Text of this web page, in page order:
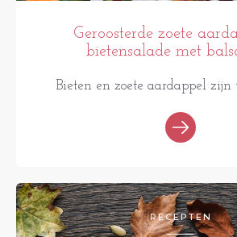
Geroosterde zoete
bietensalade met
Bieten en zoete aardappel zijn
RECEPTEN